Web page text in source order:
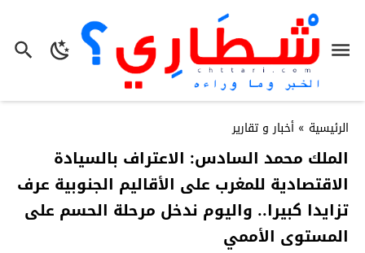
الرئيسية » أخبار و تقارير
الملك محمد السادس: الاعتراف بالسيادة
الاقتصادية للمغرب على الأقاليم الجنوبية عرف
تزايدا كبيرا.. واليوم ندخل مرحلة الحسم على
المستوى الأممي